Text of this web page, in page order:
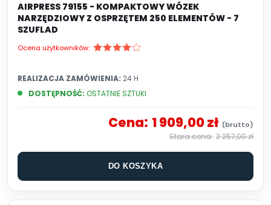
AIRPRESS 79155 - KOMPAKTOWY WÓZEK
NARZĘDZIOWY Z OSPRZĘTEM 250 ELEMENTÓW - 7
SZUFLAD
Ocena użytkowników:
DOSTĘPNOŚĆ: OSTATNIE SZTUKI
REALIZACJA ZAMÓWIENIA: 24 H
Cena: 1 909,00 zł
2 257,00 zł
DO KOSZYKA